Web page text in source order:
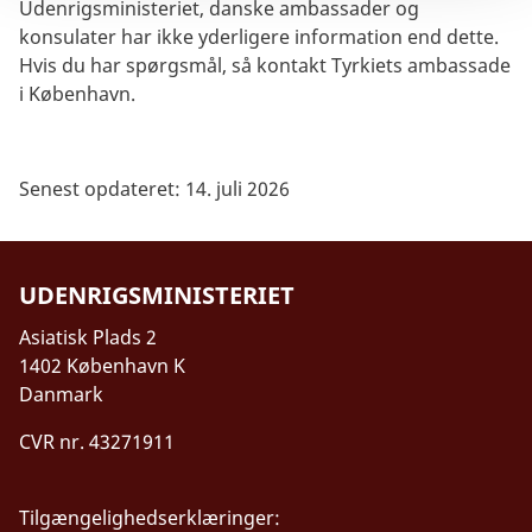
Udenrigsministeriet, danske ambassader og
konsulater har ikke yderligere information end dette.
Hvis du har spørgsmål, så kontakt Tyrkiets ambassade
i København.
Senest opdateret: 14. juli 2026
UDENRIGSMINISTERIET
Asiatisk Plads 2
1402 København K
Danmark
CVR nr. 43271911
Tilgængelighedserklæringer: